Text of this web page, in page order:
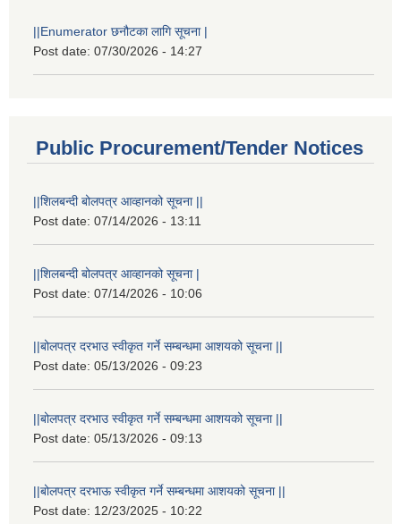
||Enumerator छनौटका लागि सूचना |
Post date: 07/30/2026 - 14:27
Public Procurement/Tender Notices
||शिलबन्दी बोलपत्र आव्हानको सूचना ||
Post date: 07/14/2026 - 13:11
||शिलबन्दी बोलपत्र आव्हानको सूचना |
Post date: 07/14/2026 - 10:06
||बोलपत्र दरभाउ स्वीकृत गर्ने सम्बन्धमा आशयको सूचना ||
Post date: 05/13/2026 - 09:23
||बोलपत्र दरभाउ स्वीकृत गर्ने सम्बन्धमा आशयको सूचना ||
Post date: 05/13/2026 - 09:13
||बोलपत्र दरभाऊ स्वीकृत गर्ने सम्बन्धमा आशयको सूचना ||
Post date: 12/23/2025 - 10:22